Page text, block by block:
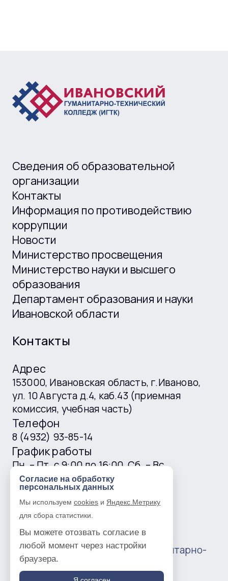
Сведения об образовательной
организации
Контакты
Информация по противодействию
коррупции
Новости
Министерство просвещения
Министерство науки и высшего
образования
Департамент образования и науки
Ивановской области
Контакты
Адрес
153000, Ивановская область, г.Иваново,
ул. 10 Августа д.4, каб.43 (приемная
комиссия, учебная часть)
Телефон
8 (4932) 93-85-14
График работы
Пн. – Пт. с 9:00 до 16:00, Сб. – Вс.
выходные
E-mail
ivgtk@mail.ru
© 2016 —2026 Ивановский гуманитарно-
технический колледж
Политика в отношении обработки
Согласие на обработку
персональных данных
Мы используем cookies и Яндекс.Метрику
для сбора статистики.
Вы можете отозвать согласие в
любой момент через настройки
браузера.